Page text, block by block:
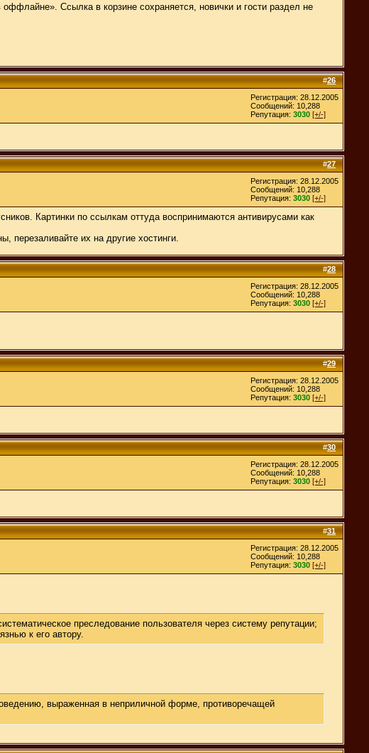
Ссылка в корзине сохраняется, новички и гости раздел не
#26
Регистрация: 28.12.2005
Сообщений: 10,288
Репутация: 3030 [+/-]
#27
Регистрация: 28.12.2005
Сообщений: 10,288
Репутация: 3030 [+/-]
Картинки по ссылкам оттуда воспринимаются антивирусами как
перезаливайте их на другие хостинги.
#28
Регистрация: 28.12.2005
Сообщений: 10,288
Репутация: 3030 [+/-]
#29
Регистрация: 28.12.2005
Сообщений: 10,288
Репутация: 3030 [+/-]
#30
Регистрация: 28.12.2005
Сообщений: 10,288
Репутация: 3030 [+/-]
#31
Регистрация: 28.12.2005
Сообщений: 10,288
Репутация: 3030 [+/-]
преследование пользователя через систему репутации;
к его автору.
выраженная в неприличной форме, противоречащей